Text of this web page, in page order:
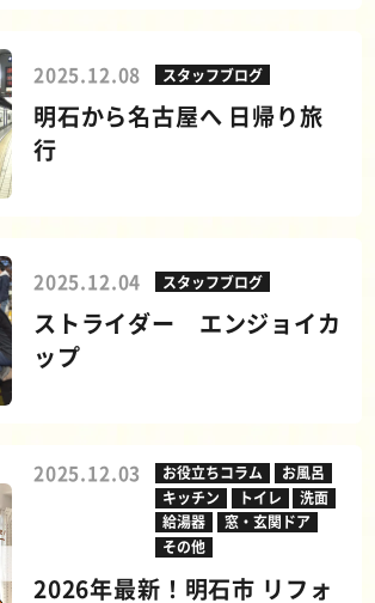
2025.12.08 スタッフブログ
明石から名古屋へ 日帰り旅
行
2025.12.04 スタッフブログ
ストライダー エンジョイカ
ップ
2025.12.03 お役立ちコラム
お風呂
キッチン
トイレ
洗面
給湯器
窓・玄関ドア
その他
2026年最新！明石市 リフォ